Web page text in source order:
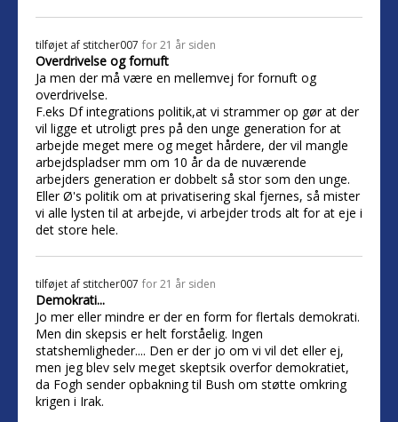
tilføjet af stitcher007 for 21 år siden
Overdrivelse og fornuft
Ja men der må være en mellemvej for fornuft og
overdrivelse.
F.eks Df integrations politik,at vi strammer op gør at der
vil ligge et utroligt pres på den unge generation for at
arbejde meget mere og meget hårdere, der vil mangle
arbejdspladser mm om 10 år da de nuværende
arbejders generation er dobbelt så stor som den unge.
Eller Ø's politik om at privatisering skal fjernes, så mister
vi alle lysten til at arbejde, vi arbejder trods alt for at eje i
det store hele.
tilføjet af stitcher007 for 21 år siden
Demokrati...
Jo mer eller mindre er der en form for flertals demokrati.
Men din skepsis er helt forståelig. Ingen
statshemligheder.... Den er der jo om vi vil det eller ej,
men jeg blev selv meget skeptsik overfor demokratiet,
da Fogh sender opbakning til Bush om støtte omkring
krigen i Irak.